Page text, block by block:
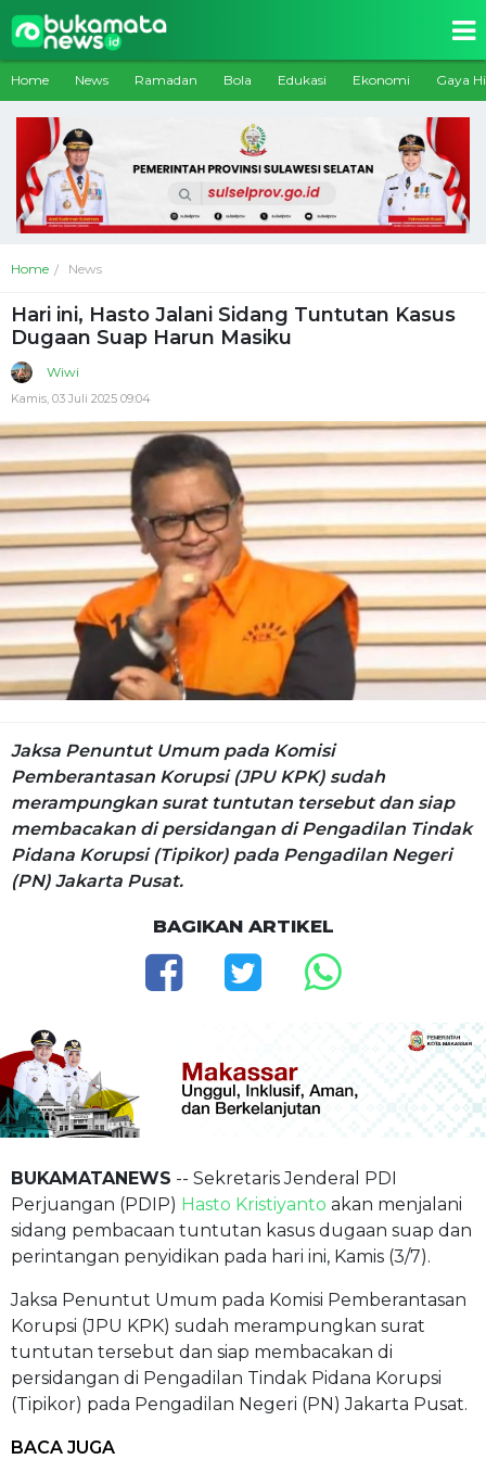
Home News Ramadan Bola Edukasi Ekonomi Gaya
Home News
Hari ini, Hasto Jalani Sidang Tuntutan Kasus
Dugaan Suap Harun Masiku
Wiwi
Kamis, 03 Juli 2025 09:04
Jaksa Penuntut Umum pada Komisi
Pemberantasan Korupsi (JPU KPK) sudah
merampungkan surat tuntutan tersebut dan siap
membacakan di persidangan di Pengadilan Tindak
Pidana Korupsi (Tipikor) pada Pengadilan Negeri
(PN) Jakarta Pusat.
BAGIKAN ARTIKEL
BUKAMATANEWS -- Sekretaris Jenderal PDI
Perjuangan (PDIP) Hasto Kristiyanto akan menjalani
sidang pembacaan tuntutan kasus dugaan suap dan
perintangan penyidikan pada hari ini, Kamis (3/7).
Jaksa Penuntut Umum pada Komisi Pemberantasan
Korupsi (JPU KPK) sudah merampungkan surat
tuntutan tersebut dan siap membacakan di
persidangan di Pengadilan Tindak Pidana Korupsi
(Tipikor) pada Pengadilan Negeri (PN) Jakarta Pusat.
BACA JUGA